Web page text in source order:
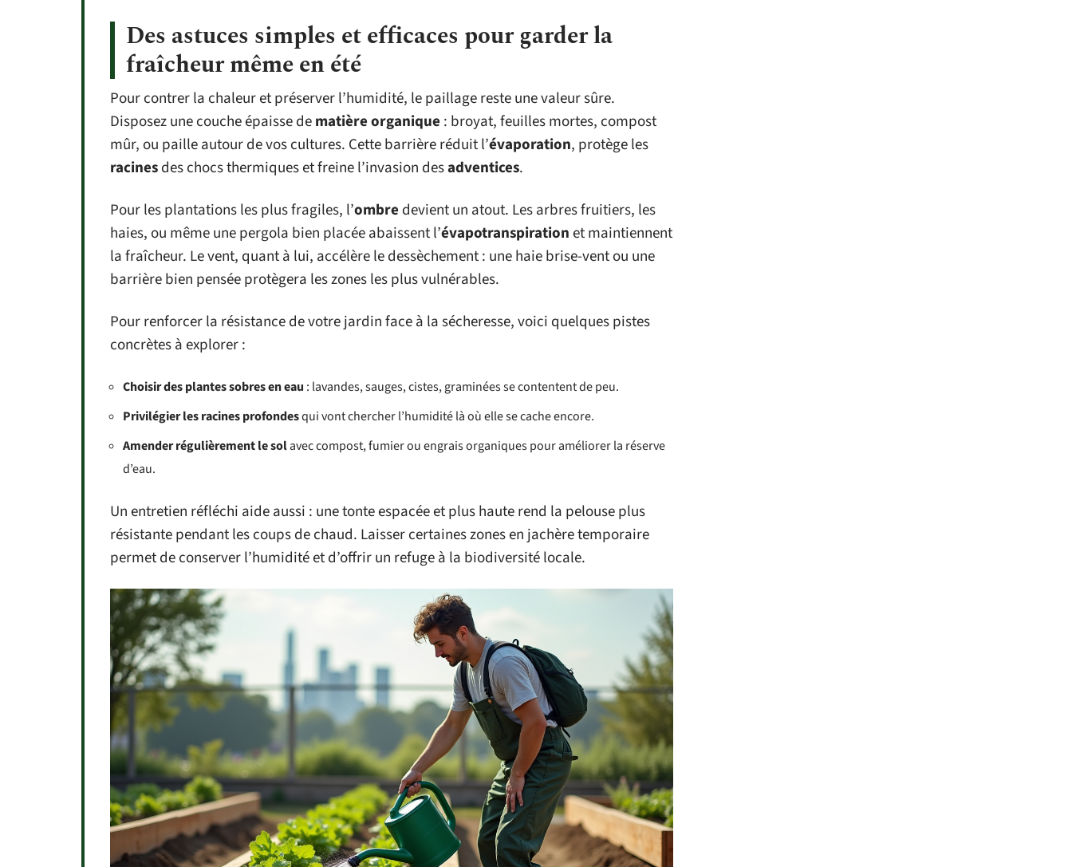
Des astuces simples et efficaces pour garder la
fraîcheur même en été
Pour contrer la chaleur et préserver l’humidité, le paillage reste une valeur sûre.
Disposez une couche épaisse dematière organique : broyat, feuilles mortes, compost
mûr, ou paille autour de vos cultures. Cette barrière réduit l’évaporation, protège les
racinesdes chocs thermiques et freine l’invasion desadventices.
Pour les plantations les plus fragiles, l’ombre devient un atout. Les arbres fruitiers, les
haies, ou même une pergola bien placée abaissent l’évapotranspirationet maintiennent
la fraîcheur. Le vent, quant à lui, accélère le dessèchement : une haie brise-vent ou une
barrière bien pensée protègera les zones les plus vulnérables.
Pour renforcer la résistance de votre jardin face à la sécheresse, voici quelques pistes
concrètes à explorer :
Choisir des plantes sobres en eau : lavandes, sauges, cistes, graminées se contentent de peu.
Privilégier les racines profondesqui vont chercher l’humidité là où elle se cache encore.
Amender régulièrement le solavec compost, fumier ou engrais organiques pour améliorer la réserve
d’eau.
Un entretien réfléchi aide aussi : une tonte espacée et plus haute rend la pelouse plus
résistante pendant les coups de chaud. Laisser certaines zones en jachère temporaire
permet de conserver l’humidité et d’offrir un refuge à la biodiversité locale.